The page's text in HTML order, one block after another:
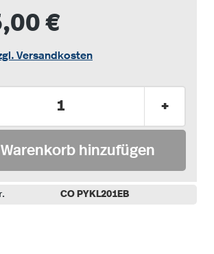
€
Versandkosten
+
hinzufügen
CO PYKL201EB